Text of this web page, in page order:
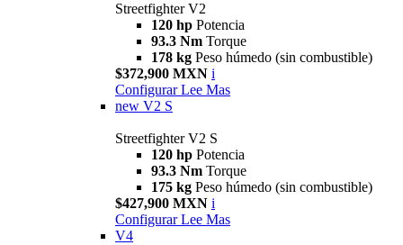
Streetfighter V2
120 hp Potencia
93.3 Nm Torque
178 kg Peso húmedo (sin combustible)
$372,900 MXN i
Configurar Lee Mas
new V2 S
Streetfighter V2 S
120 hp Potencia
93.3 Nm Torque
175 kg Peso húmedo (sin combustible)
$427,900 MXN i
Configurar Lee Mas
V4